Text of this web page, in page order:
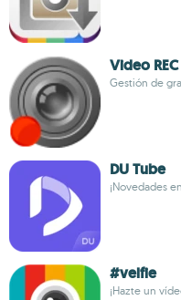
Video REC
Gestión de
DU Tube
¡Novedades
#velfie
¡Hazte un